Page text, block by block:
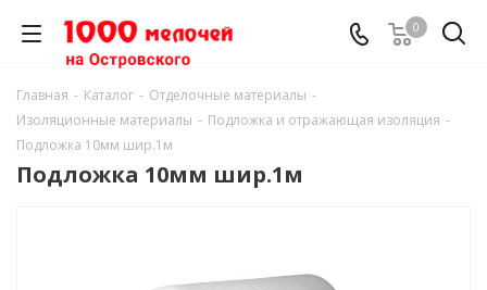
0
Главная - Каталог - Отделочные материалы -
Изоляционные материалы - Подложка и отражающая изоляция -
Подложка 10мм шир.1м
Подложка 10мм шир.1м